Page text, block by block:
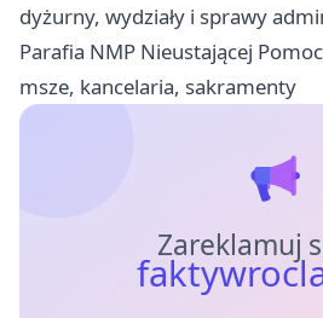
dyżurny, wydziały i sprawy
Parafia NMP Nieustającej
msze, kancelaria, sakramenty
Zareklamuj